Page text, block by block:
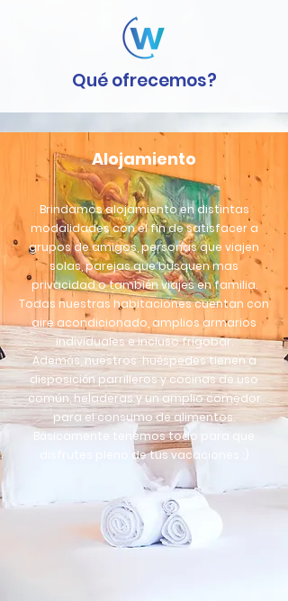
Qué ofrecemos?
Brindamos alojamiento en distintas
modalidades con el fin de satisfacer a
grupos de amigos, personasque viajen
solas, parejas que busquen mas
privacidad o también viajes en familia.
Todas nuestras habitaciones cuentan con
aire acondicionado, amplios armarios
individuales e incluso frigobar.
Además, nuestros huéspedes tienen a
disposición parrilleros y cocinas de uso
común, heladeras y un amplio comedor
para el consumo de alimentos.
Básicamente tenemos todo para que
disfrutes pleno de tus vacaciones ;)
Alojamiento